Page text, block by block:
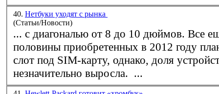
40. Нетбуки уходят с рынка
(Статьи/Новости)
... с диагональю от 8 до 10 дюймов. Все еще больше
половины приобретенных в 2012 году
слот под SIM-карту, однако, доля
незначительно выросла. ...